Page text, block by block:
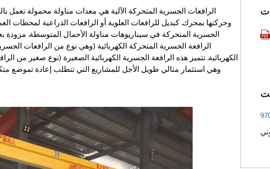
الرافعات الجسرية المتحركة الآلية هي معدات مناولة محمولة تعمل
وحركتها بمحرك. كبديل للرافعات العلوية أو الرافعات الذراعية لمحطات
الجسرية المتحركة في سيناريوهات مناولة الأحمال المتوسطة. مزودة
الرافعة الجسرية المتحركة الكهربائية (وهي نوع من الرافعات
الكهربائية. تتميز هذه الرافعة الجسرية الكهربائية الصغيرة (نوع صغير من
وهي استثمار مثالي طويل الأجل للمشاريع التي تتطلب إعادة تموضع